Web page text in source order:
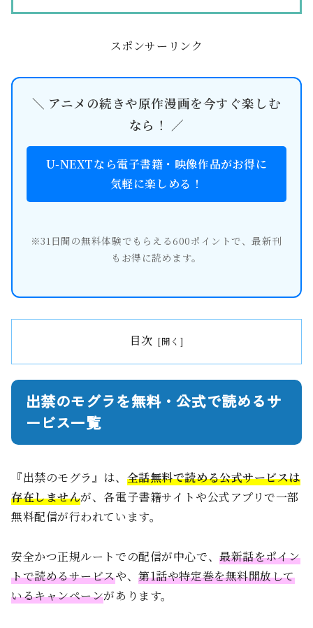
スポンサーリンク
＼ アニメの続きや原作漫画を今すぐ楽しむ
なら！ ／
U-NEXTなら電子書籍・映像作品がお得に
気軽に楽しめる！
※31日間の無料体験でもらえる600ポイントで、最新刊
もお得に読めます。
目次
出禁のモグラを無料・公式で読めるサ
ービス一覧
『出禁のモグラ』は、 全話無料で読める公式サービスは
存在しませんが、各電子書籍サイトや公式アプリで一部
無料配信が行われています。
安全かつ正規ルートでの配信が中心で、最新話をポイン
トで読めるサービスや、第1話や特定巻を無料開放して
いるキャンペーンがあります。